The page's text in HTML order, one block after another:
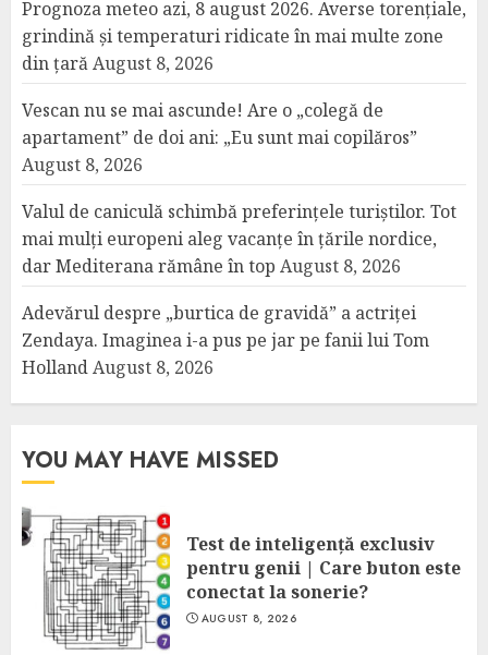
Prognoza meteo azi, 8 august 2026. Averse torențiale,
grindină și temperaturi ridicate în mai multe zone
din țarăAugust 8, 2026
Vescan nu se mai ascunde! Are o „colegă de
apartament” de doi ani: „Eu sunt mai copilăros”
August 8, 2026
Valul de caniculă schimbă preferințele turiștilor. Tot
mai mulți europeni aleg vacanțe în țările nordice,
dar Mediterana rămâne în top August 8, 2026
Adevărul despre „burtica de gravidă” a actriței
Zendaya. Imaginea i-a pus pe jar pe fanii lui Tom
HollandAugust 8, 2026
YOU MAY HAVE MISSED
Test de inteligență exclusiv
pentru genii | Care buton este
conectat la sonerie?
AUGUST 8, 2026